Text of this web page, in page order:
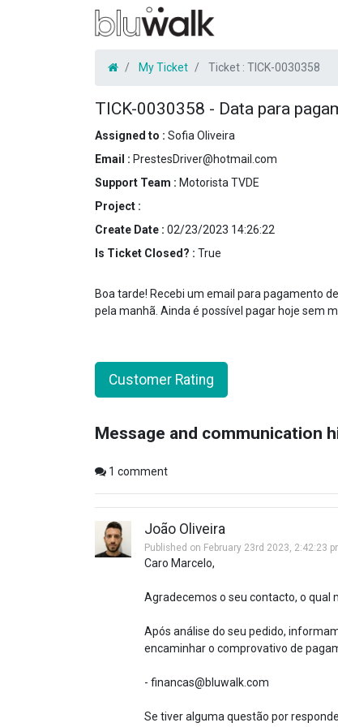
My Ticket Ticket : TICK-0030358
TICK-0030358 - Data para
Assigned to : Sofia Oliveira
Email : PrestesDriver@hotmail.com
Support Team : Motorista TVDE
Project :
Create Date : 02/23/2023 14:26:22
Is Ticket Closed? : True
Boa tarde! Recebi um email para pagamento
pela manhã. Ainda é possível pagar hoje sem
Customer Rating
Message and communication
1 comment
João Oliveira
Published on February 23rd 2023, 2:42:23
Caro Marcelo,
Agradecemos o seu contacto, o qual
Após análise do seu pedido,
encaminhar o comprovativo de
- financas@bluwalk.com
Se tiver alguma questão por